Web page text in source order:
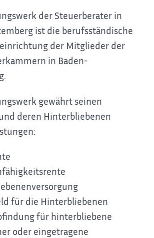
der Steuerberater in
ist die berufsständische
der Mitglieder der
in Baden-
gewährt seinen
deren Hinterbliebenen
für die Hinterbliebenen
für hinterbliebene
oder eingetragene